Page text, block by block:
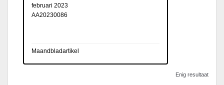
februari 2023
AA20230086
Maandbladartikel
Enig resultaat